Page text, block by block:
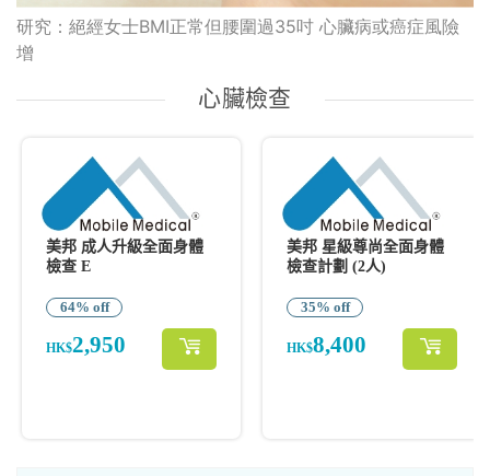
研究：絕經女士BMI正常但腰圍過35吋 心臟病或癌症風險
增